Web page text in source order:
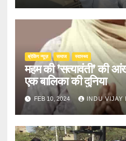
ब्रेकिंग न्यूज़ समाज स्वास्थ्य
महम की ’सत्यावंती’ की
एक बालिका की दुनिया
FEB 10, 2024 INDU VIJAY